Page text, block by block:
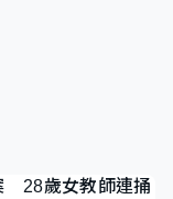
28歲女教師連捅